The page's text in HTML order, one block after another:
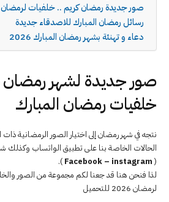
صور جديدة رمضان كريم .. خلفيات لرمضان 2026
رسائل رمضان المبارك للاصدقاء جديدة
دعاء و تهنئة بشهر رمضان المبارك 2026
خلفيات رمضان المبارك
نتجه في شهر رمضان إلى اختيار الصور الرمضانية
الحالات الخاصة بنا على تطبيق الواتساب وكذلك
(
Facebook – instagram
).
لذا فنحن هنا قد جعنا لكم مجموعة من الصور
لرمضان 2026 للتحميل